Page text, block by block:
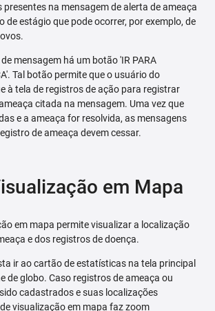
na mensagem de alerta de ameaça
de estágio que pode ocorrer, por exemplo, de
mensagem há um botão 'IR PARA
Tal botão permite que o usuário do
à tela de registros de ação para registrar
citada na mensagem. Uma vez que
e a ameaça for resolvida, as mensagens
de ameaça devem cessar.
em Mapa
em mapa permite visualizar a localização
e dos registros de doença.
ir ao cartão de estatísticas na tela principal
de globo. Caso registros de ameaça ou
cadastrados e suas localizações
visualização em mapa faz zoom